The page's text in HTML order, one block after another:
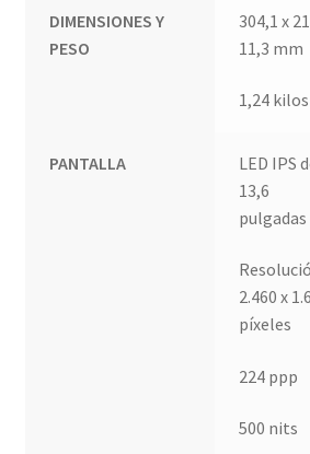
DIMENSIONES Y
PESO
304,1 x
11,3 mm
1,24 kilos
PANTALLA
LED IPS
13,6
pulgadas
2.460 x
píxeles
224 ppp
500 nits